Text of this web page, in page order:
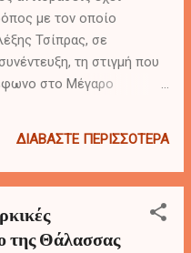
με τον οποίο
Τσίπρας, σε
τη στιγμή που
στο Μέγαρο
δυστύχημα κατά τη
άσκησης στην Ισπανία.
να μάθω ποιο είναι το
τηλέφωνο, το κόκκινο
ΔΙΑΒΆΣΤΕ ΠΕΡΙΣΣΌΤΕΡΑ
της Θάλασσας